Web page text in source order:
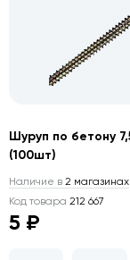
Шуруп по бетону
(100шт)
Наличие в 2 магазинах
Код товара 212 667
5 ₽